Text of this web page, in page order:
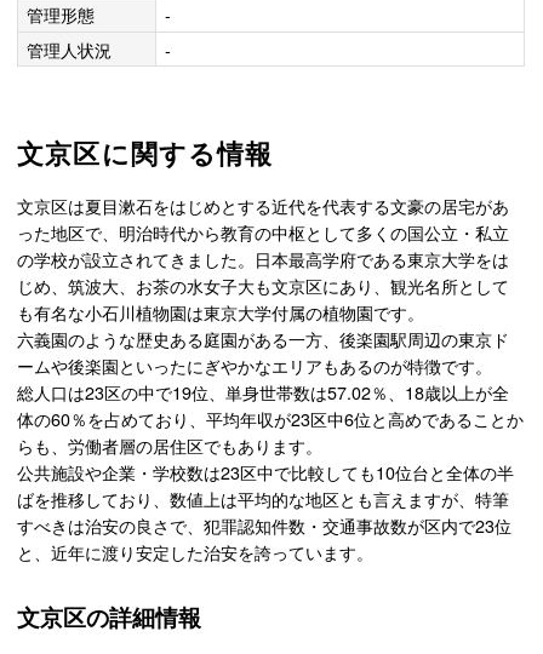
管理形態
-
管理人状況
-
文京区に関する情報
文京区は夏目漱石をはじめとする近代を代表する文豪の居宅があ
った地区で、明治時代から教育の中枢として多くの国公立・私立
の学校が設立されてきました。日本最高学府である東京大学をは
じめ、筑波大、お茶の水女子大も文京区にあり、観光名所として
も有名な小石川植物園は東京大学付属の植物園です。
六義園のような歴史ある庭園がある一方、後楽園駅周辺の東京ド
ームや後楽園といったにぎやかなエリアもあるのが特徴です。
総人口は23区の中で19位、単身世帯数は57.02％、18歳以上が全
体の60％を占めており、平均年収が23区中6位と高めであることか
らも、労働者層の居住区でもあります。
公共施設や企業・学校数は23区中で比較しても10位台と全体の半
ばを推移しており、数値上は平均的な地区とも言えますが、特筆
すべきは治安の良さで、犯罪認知件数・交通事故数が区内で23位
と、近年に渡り安定した治安を誇っています。
文京区の詳細情報